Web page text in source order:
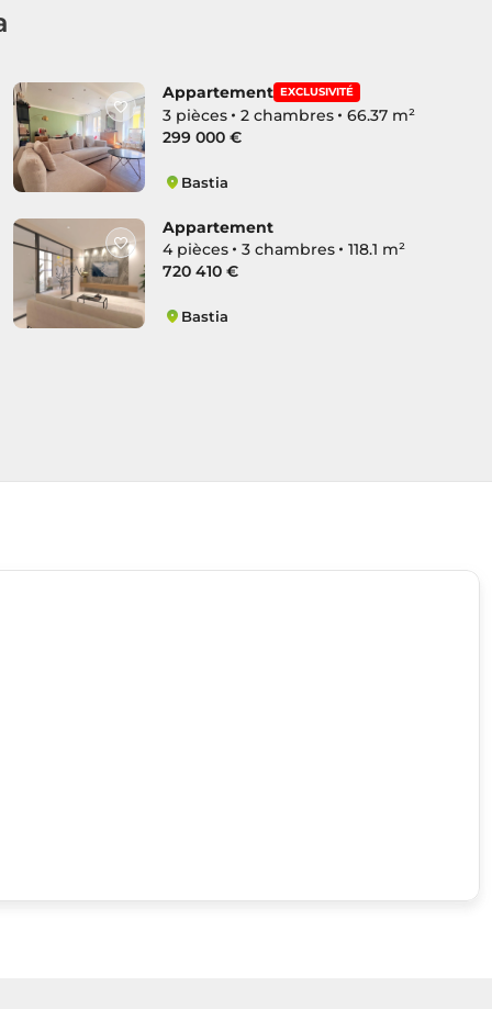
Appartement EXCLUSIVITÉ
3 pièces 2 chambres
66.37 m²
299 000 €
Bastia
Appartement
4 pièces
3 chambres
118.1 m²
720 410 €
Bastia